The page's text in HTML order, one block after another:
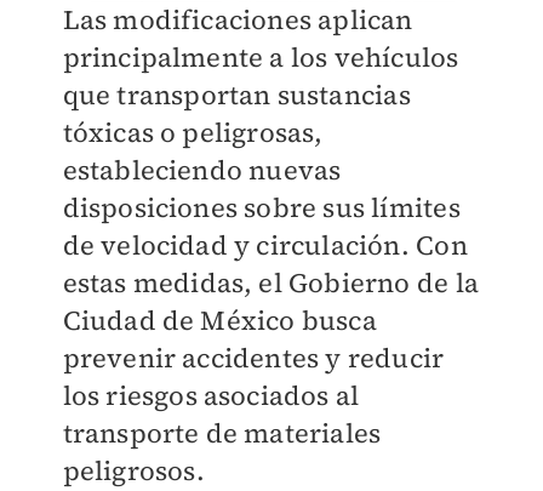
Las modificaciones aplican
principalmente a los vehículos
que transportan sustancias
tóxicas o peligrosas,
estableciendo nuevas
disposiciones sobre sus límites
de velocidad y circulación. Con
estas medidas, el Gobierno de la
Ciudad de México busca
prevenir accidentes y reducir
los riesgos asociados al
transporte de materiales
peligrosos.